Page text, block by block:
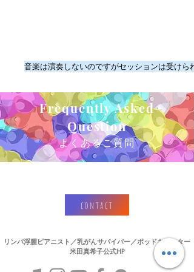
音楽は演奏しないのですがセッションは受けら
Frequently Asked
Question
よくあるご質問​
contact
リンパ浮腫ピアニスト／乳がんサバイバー／ポッドキャスター
​米田真希子公式HP